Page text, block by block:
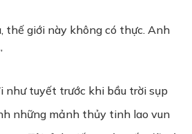
thế giới này không có thực. Anh
như tuyết trước khi bầu trời sụp
những mảnh thủy tinh lao vun